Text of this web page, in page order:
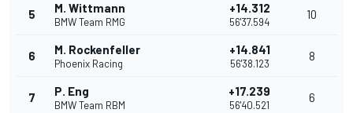
5 M. Wittmann
BMW Team RMG
+14.312
56'37.594
10
6 M. Rockenfeller
Phoenix Racing
+14.841
56'38.123
8
7 P. Eng
BMW Team RBM
+17.239
56'40.521
6